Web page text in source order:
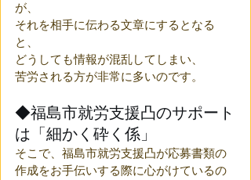
が、
それを相手に伝わる文章にするとなる
と、
どうしても情報が混乱してしまい、
苦労される方が非常に多いのです。
◆福島市就労支援凸のサポート
は「細かく砕く係」
そこで、福島市就労支援凸が応募書類の
作成をお手伝いする際に心がけているの